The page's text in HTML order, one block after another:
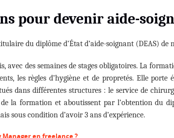
pour devenir aide-
du diplôme d’État d’aide-soignant (DEAS) de
avec des semaines de stages obligatoires. La
les règles d’hygiène et de propretés. Elle porte
dans différentes structures : le service de
la formation et aboutissent par l’obtention du
sous condition d’avoir 3 ans d’expérience.
en freelance ?